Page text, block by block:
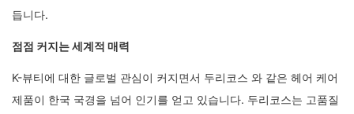
듭니다.
점점 커지는 세계적 매력
K-뷰티에 대한 글로벌 관심이 커지면서 두리코스 와 같은 헤어 케어
제품이 한국 국경을 넘어 인기를 얻고 있습니다. 두리코스는 고품질